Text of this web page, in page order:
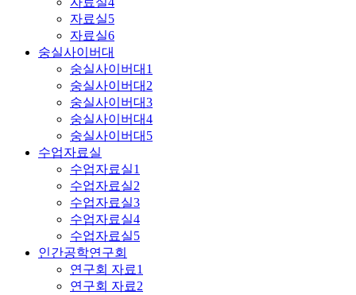
자료실5
자료실6
숭실사이버대
숭실사이버대1
숭실사이버대2
숭실사이버대3
숭실사이버대4
숭실사이버대5
수업자료실
수업자료실1
수업자료실2
수업자료실3
수업자료실4
수업자료실5
인간공학연구회
연구회 자료1
연구회 자료2